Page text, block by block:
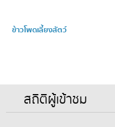
ข้าวโพดเลี้ยงสัตว์
สถิติผู้เข้าชม